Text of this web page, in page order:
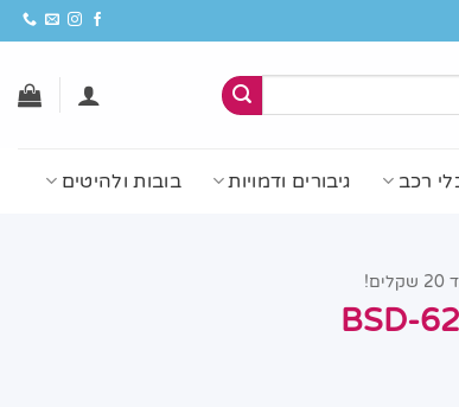
רכב גיבורים ודמויות בובות ולהיטים